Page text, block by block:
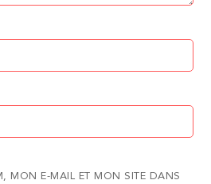
MON E-MAIL ET MON SITE DANS